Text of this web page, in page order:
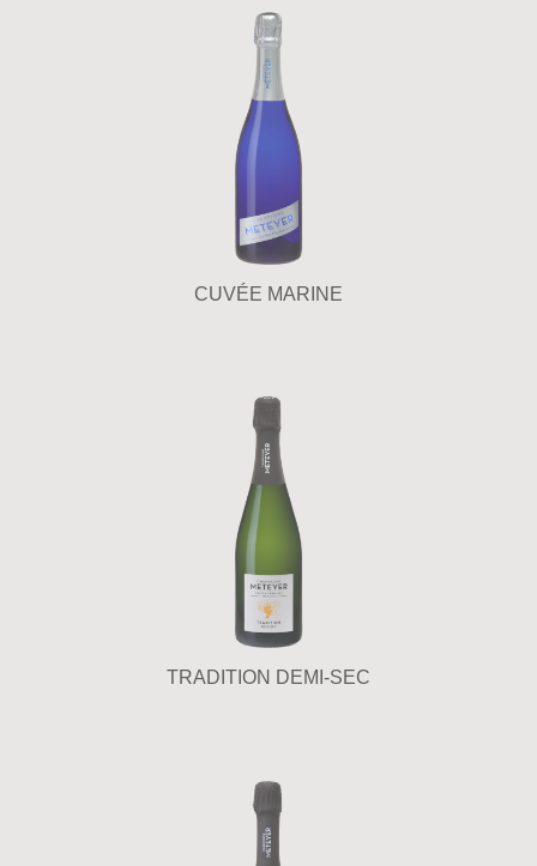
CUVÉE MARINE
TRADITION DEMI-SEC